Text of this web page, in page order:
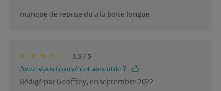
manque de reprise du a la boite longue
3.5 / 5
Avez-vous trouvé cet avis utile ?
Rédigé par Geoffrey, en septembre 2022